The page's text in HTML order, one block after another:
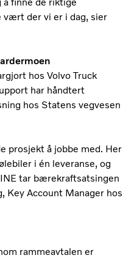
vært der vi er i dag, sier
hos Volvo Truck
har håndtert
hos Statens vegvesen
prosjekt å jobbe med. Her
i én leveranse, og
tar bærekraftsatsingen
Key Account Manager hos
rammeavtalen er